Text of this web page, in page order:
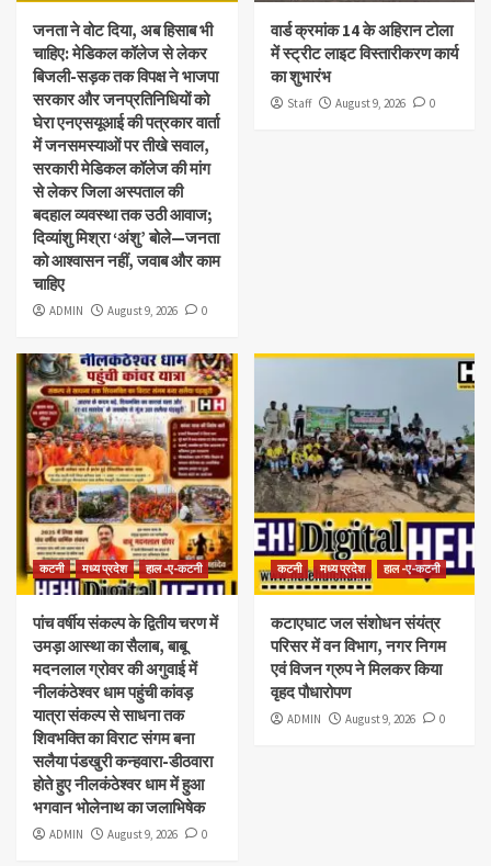
जनता ने वोट दिया, अब हिसाब भी
चाहिए: मेडिकल कॉलेज से लेकर
बिजली-सड़क तक विपक्ष ने भाजपा
सरकार और जनप्रतिनिधियों को
घेरा एनएसयूआई की पत्रकार वार्ता
में जनसमस्याओं पर तीखे सवाल,
सरकारी मेडिकल कॉलेज की मांग
से लेकर जिला अस्पताल की
बदहाल व्यवस्था तक उठी आवाज;
दिव्यांशु मिश्रा ‘अंशु’ बोले—जनता
को आश्वासन नहीं, जवाब और काम
चाहिए
ADMIN August 9, 2026 0
वार्ड क्रमांक 14 के अहिरान टोला
में स्ट्रीट लाइट विस्तारीकरण कार्य
का शुभारंभ
Staff August 9, 2026 0
कटनी मध्य प्रदेश हाल -ए-कटनी
पांच वर्षीय संकल्प के द्वितीय चरण में
उमड़ा आस्था का सैलाब, बाबू
मदनलाल ग्रोवर की अगुवाई में
नीलकंठेश्वर धाम पहुंची कांवड़
यात्रा संकल्प से साधना तक
शिवभक्ति का विराट संगम बना
सलैया पंडखुरी कन्हवारा-डीठवारा
होते हुए नीलकंठेश्वर धाम में हुआ
भगवान भोलेनाथ का जलाभिषेक
ADMIN August 9, 2026 0
कटनी मध्य प्रदेश हाल -ए-कटनी
कटाएघाट जल संशोधन संयंत्र
परिसर में वन विभाग, नगर निगम
एवं विजन ग्रुप ने मिलकर किया
वृहद पौधारोपण
ADMIN August 9, 2026 0